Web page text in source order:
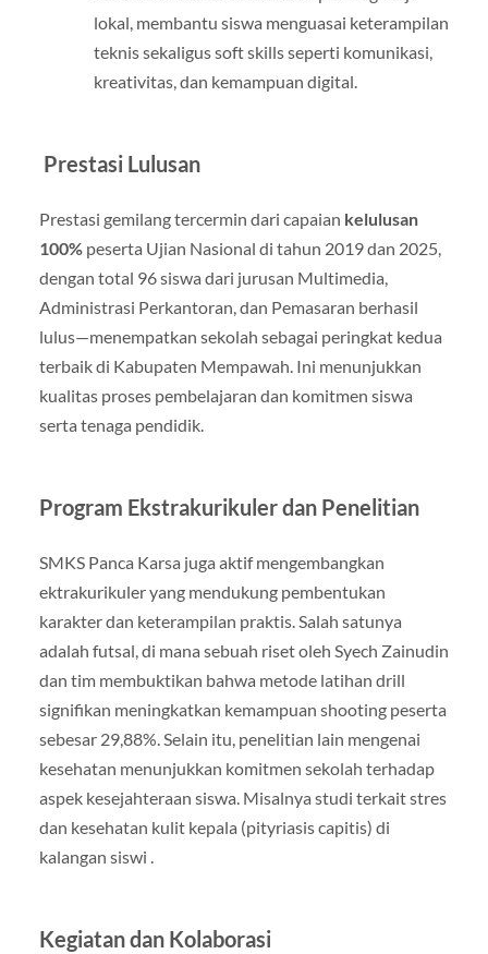
lokal, membantu siswa menguasai keterampilan
teknis sekaligus soft skills seperti komunikasi,
kreativitas, dan kemampuan digital.
Prestasi Lulusan
Prestasi gemilang tercermin dari capaian kelulusan
100%peserta Ujian Nasional di tahun 2019 dan 2025,
dengan total 96 siswa dari jurusan Multimedia,
Administrasi Perkantoran, dan Pemasaran berhasil
lulus—menempatkan sekolah sebagai peringkat kedua
terbaik di Kabupaten Mempawah. Ini menunjukkan
kualitas proses pembelajaran dan komitmen siswa
serta tenaga pendidik.
Program Ekstrakurikuler dan Penelitian
SMKS Panca Karsa juga aktif mengembangkan
ektrakurikuler yang mendukung pembentukan
karakter dan keterampilan praktis. Salah satunya
adalah futsal, di mana sebuah riset oleh Syech Zainudin
dan tim membuktikan bahwa metode latihan drill
signifikan meningkatkan kemampuan shooting peserta
sebesar 29,88%.Selain itu, penelitian lain mengenai
kesehatan menunjukkan komitmen sekolah terhadap
aspek kesejahteraan siswa. Misalnya studi terkait stres
dan kesehatan kulit kepala (pityriasis capitis) di
kalangan siswi .
Kegiatan dan Kolaborasi